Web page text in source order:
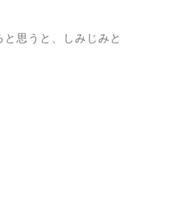
思うと、しみじみと